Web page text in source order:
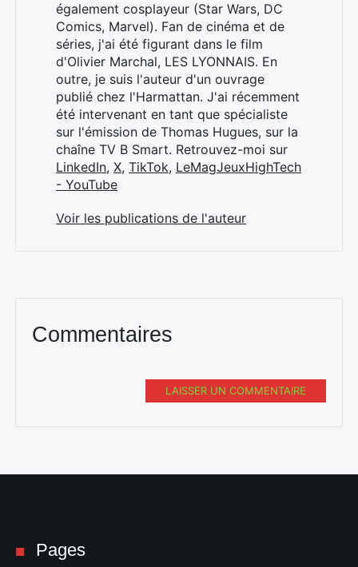
également cosplayeur (Star Wars, DC
Comics, Marvel). Fan de cinéma et de
séries, j'ai été figurant dans le film
d'Olivier Marchal, LES LYONNAIS. En
outre, je suis l'auteur d'un ouvrage
publié chez l'Harmattan. J'ai récemment
été intervenant en tant que spécialiste
sur l'émission de Thomas Hugues, sur la
chaîne TV B Smart. Retrouvez-moi sur
LinkedIn, X, TikTok, LeMagJeuxHighTech
- YouTube
Voir les publications de l'auteur
Commentaires
LAISSER UN COMMENTAIRE
Pages